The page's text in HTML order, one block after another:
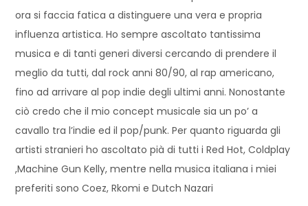
ora si faccia fatica a distinguere una vera e propria
influenza artistica. Ho sempre ascoltato tantissima
musica e di tanti generi diversi cercando di prendere il
meglio da tutti, dal rock anni 80/90, al rap americano,
fino ad arrivare al pop indie degli ultimi anni. Nonostante
ciò credo che il mio concept musicale sia un po’ a
cavallo tra l’indie ed il pop/punk. Per quanto riguarda gli
artisti stranieri ho ascoltato pià di tutti i Red Hot, Coldplay
,Machine Gun Kelly, mentre nella musica italiana i miei
preferiti sono Coez, Rkomi e Dutch Nazari